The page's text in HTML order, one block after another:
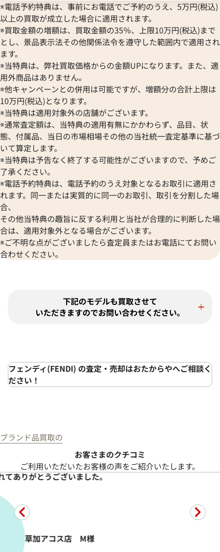
※電話予約特典は、事前にお電話でご予約のうえ、5万円(税込)
以上の買取が成立した場合に適用されます。
※買取金額の増額は、買取金額の35％、上限10万円(税込)まで
とし、景品表示法その他関係法令を遵守した範囲内で適用され
ます。
※当特典は、弊社買取価格からの金額UPになります。また、適
用外商品はありません。
※他キャンペーンとの併用は可能ですが、増額分の合計上限は
10万円(税込)となります。
※当特典は適用対象外の店舗がございます。
※通常査定額は、当特典の適用有無にかかわらず、品目、状
態、付属品、当日の市場相場その他の当社統一査定基準に基づ
いて算定します。
※当特典は予告なく終了する可能性がございますので、予めご
了承ください。
※電話予約特典は、電話予約のうえ対象となるお取引に適用さ
れます。同一または実質的に同一のお取引、取引を分割した場
合、
その他当特典の趣旨に反する利用と当社が合理的に判断した場
合は、適用対象外となる場合がございます。
※ご不明な点がございましたら査定員またはお電話にてお問い
合わせください。
下記のモデルも買取させて
いただきますのでお問い合わせください。
フェンディ(FENDI) の査定・売却はおたからやへご相談く
ださい！
ブランド品買取の
お客さまのクチコミ
ご利用いただいたお客様の声をご紹介いたします。
てありがとうございました。
草加アコス店 M様